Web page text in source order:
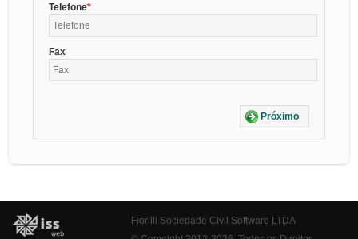
Telefone
Fax
Próximo
Fiorilli Sociedade Civil Software LTDA